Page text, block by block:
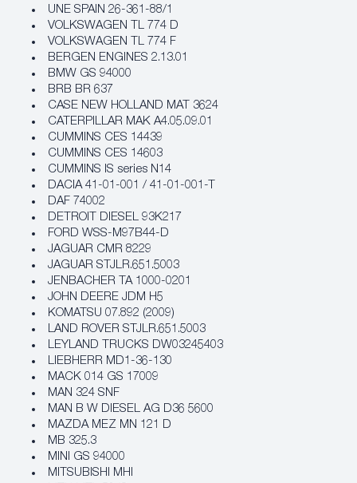
UNE SPAIN 26-361-88/1
VOLKSWAGEN TL 774 D
VOLKSWAGEN TL 774 F
BERGEN ENGINES 2.13.01
BMW GS 94000
BRB BR 637
CASE NEW HOLLAND MAT 3624
CATERPILLAR MAK A4.05.09.01
CUMMINS CES 14439
CUMMINS CES 14603
CUMMINS IS series N14
DACIA 41-01-001 / 41-01-001-T
DAF 74002
DETROIT DIESEL 93K217
FORD WSS-M97B44-D
JAGUAR CMR 8229
JAGUAR STJLR.651.5003
JENBACHER TA 1000-0201
JOHN DEERE JDM H5
KOMATSU 07.892 (2009)
LAND ROVER STJLR.651.5003
LEYLAND TRUCKS DW03245403
LIEBHERR MD1-36-130
MACK 014 GS 17009
MAN 324 SNF
MAN B W DIESEL AG D36 5600
MAZDA MEZ MN 121 D
MB 325.3
MINI GS 94000
MITSUBISHI MHI